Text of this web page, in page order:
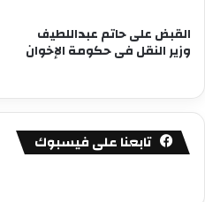
القبض على حاتم عبداللطيف
وزير النقل فى حكومة الإخوان
تابعنا على فيسبوك